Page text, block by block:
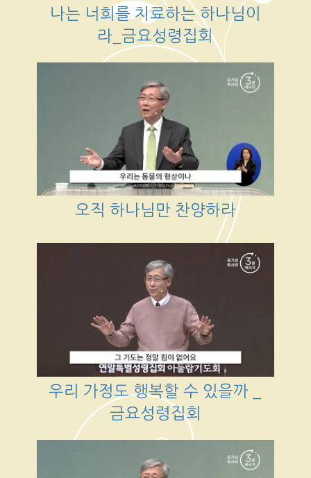
나는 너희를 치료하는 하나님이
라_금요성령집회
오직 하나님만 찬양하라
우리 가정도 행복할 수 있을까 _
금요성령집회